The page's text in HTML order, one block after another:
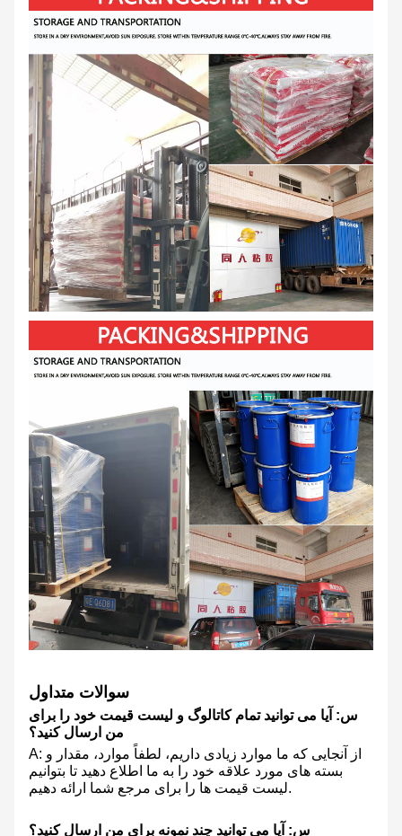
سوالات متداول
س: آیا می توانید تمام کاتالوگ و لیست قیمت خود را برای
من ارسال کنید؟
A: از آنجایی که ما موارد زیادی داریم، لطفاً موارد، مقدار و
بسته های مورد علاقه خود را به ما اطلاع دهید تا بتوانیم
لیست قیمت ها را برای مرجع شما ارائه دهیم.
س: آیا می توانید چند نمونه برای من ارسال کنید؟